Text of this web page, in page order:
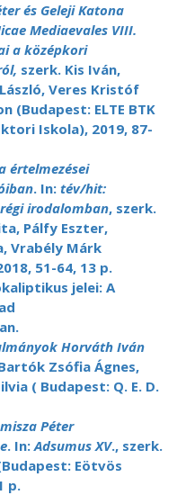
és Geleji Katona
Mediaevales VIII.
a középkori
szerk. Kis Iván,
Veres Kristóf
(Budapest: ELTE BTK
Iskola), 2019, 87-
értelmezései
. In: tév/hit:
irodalomban, szerk.
Pálfy Eszter,
Vrabély Márk
51-64, 13 p.
jelei: A
Horváth Iván
Zsófia Ágnes,
( Budapest: Q. E. D.
Péter
. In:Adsumus XV., szerk.
Eötvös
p.